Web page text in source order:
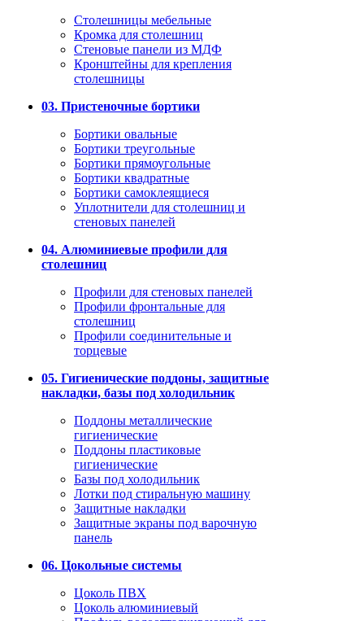
Столешницы мебельные
Кромка для столешниц
Стеновые панели из МДФ
Кронштейны для крепления
столешницы
03. Пристеночные бортики
Бортики овальные
Бортики треугольные
Бортики прямоугольные
Бортики квадратные
Бортики самоклеящиеся
Уплотнители для столешниц и
стеновых панелей
04. Алюминиевые профили для
столешниц
Профили для стеновых панелей
Профили фронтальные для
столешниц
Профили соединительные и
торцевые
05. Гигиенические поддоны, защитные
накладки, базы под холодильник
Поддоны металлические
гигиенические
Поддоны пластиковые
гигиенические
Базы под холодильник
Лотки под стиральную машину
Защитные накладки
Защитные экраны под варочную
панель
06. Цокольные системы
Цоколь ПВХ
Цоколь алюминиевый